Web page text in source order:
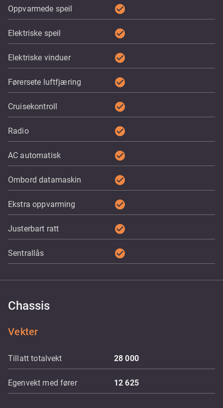
Oppvarmede speil check_circle
Elektriske speil check_circle
Elektriske vinduer check_circle
Førersete luftfjæring check_circle
Cruisekontroll check_circle
Radio check_circle
AC automatisk check_circle
Ombord datamaskin check_circle
Ekstra oppvarming check_circle
Justerbart ratt check_circle
Sentrallås check_circle
Chassis
Vekter
Tillatt totalvekt 28 000
Egenvekt med fører 12 625